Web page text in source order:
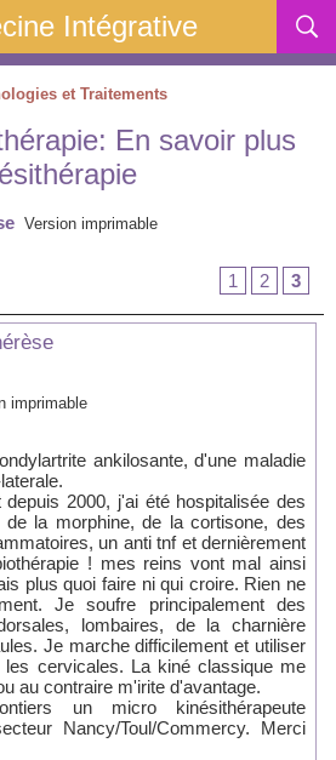
Intégrative
et Traitements
En savoir plus
Version imprimable
1 2 3
imprimable
ankilosante, d'une maladie
2000, j'ai été hospitalisée des
la morphine, de la cortisone, des
un anti tnf et dernièrement
! mes reins vont mal ainsi
plus quoi faire ni qui croire. Rien ne
Je soufre principalement des
lombaires, de la charnière
Je marche difficilement et utiliser
cervicales. La kiné classique me
au contraire m'irite d'avantage.
un micro kinésithérapeute
Nancy/Toul/Commercy. Merci